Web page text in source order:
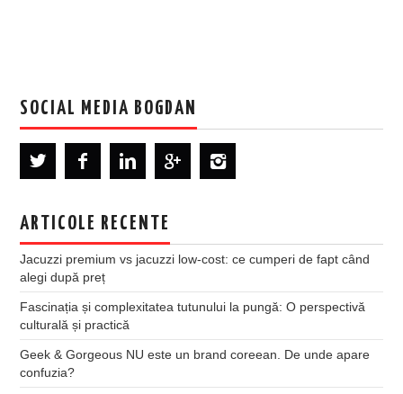
SOCIAL MEDIA BOGDAN
ARTICOLE RECENTE
Jacuzzi premium vs jacuzzi low-cost: ce cumperi de fapt când
alegi după preț
Fascinația și complexitatea tutunului la pungă: O perspectivă
culturală și practică
Geek & Gorgeous NU este un brand coreean. De unde apare
confuzia?